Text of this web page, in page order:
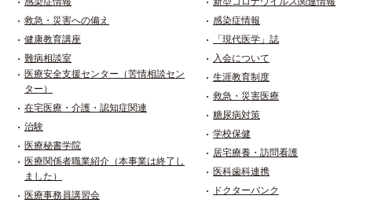
救急・災害への備え
健康教育講座
難病相談室
医療安全支援センター（苦情相談セン
ター）
在宅医療・介護・認知症関連
治験
医療秘書学院
医療関係者職業紹介（本事業は終了し
ました）
医療事務員講習会
感染症情報
「現代医学」誌
入会について
生涯教育制度
救急・災害医療
糖尿病対策
学校保健
居宅療養・訪問看護
医科歯科連携
ドクターバンク